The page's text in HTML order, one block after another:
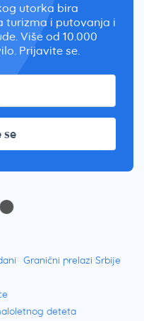
utorka bira
turizma i putovanja i
Više od 10.000
Prijavite se.
se
Granični prelazi Srbije
deteta